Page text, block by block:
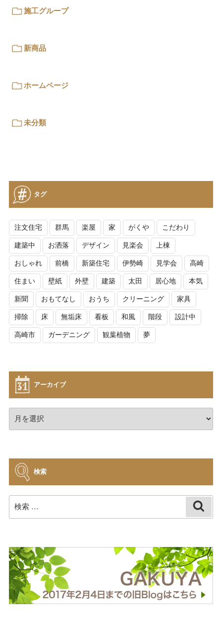
施工グループ
新商品
ホームページ
未分類
タグ
注文住宅 群馬 楽屋 家 がくや こだわり
建築中 お洒落 デザイン 見楽会 上棟
おしゃれ 前橋 新築住宅 伊勢崎 見学会 高崎
住まい 壁紙 外壁 建築 太田 居心地 本気
新聞 おもてなし おうち クリーニング 家具
掃除 床 無垢床 看板 和風 階段 設計中
高崎市 ガーデニング 観葉植物 夢
アーカイブ
ブ
検索
検
索: